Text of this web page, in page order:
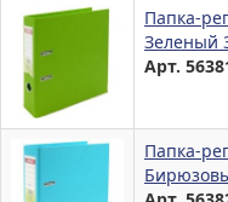
Папка-
Зеленый
Арт.
Папка-